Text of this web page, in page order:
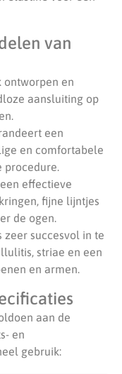
van
ontworpen en
aansluiting op
een
en comfortabele
effectieve
fijne lijntjes
de ogen.
zeer succesvol in te
striae en een
en armen.
aan de
en
gebruik: